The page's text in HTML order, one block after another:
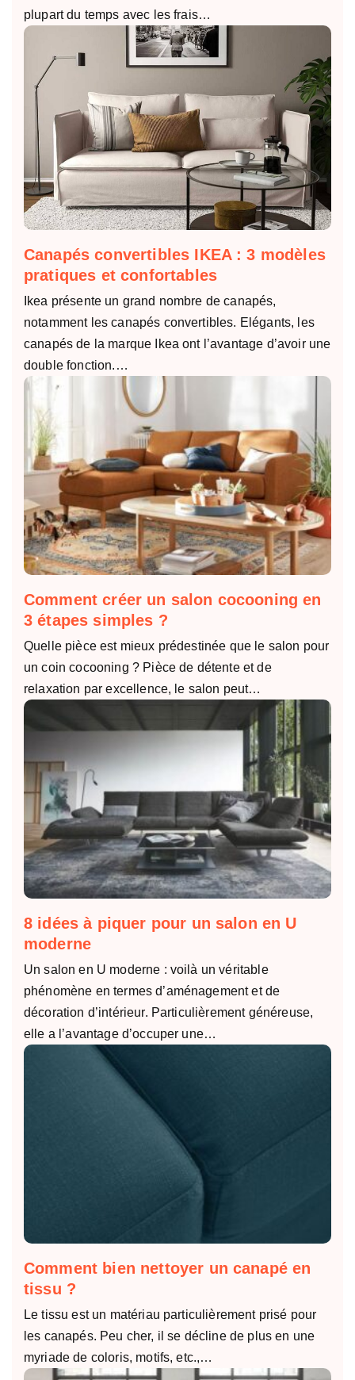
plupart du temps avec les frais…
Canapés convertibles IKEA : 3 modèles
pratiques et confortables
Ikea présente un grand nombre de canapés,
notamment les canapés convertibles. Elégants, les
canapés de la marque Ikea ont l’avantage d’avoir une
double fonction.…
Comment créer un salon cocooning en
3 étapes simples ?
Quelle pièce est mieux prédestinée que le salon pour
un coin cocooning ? Pièce de détente et de
relaxation par excellence, le salon peut…
8 idées à piquer pour un salon en U
moderne
Un salon en U moderne : voilà un véritable
phénomène en termes d’aménagement et de
décoration d’intérieur. Particulièrement généreuse,
elle a l’avantage d’occuper une…
Comment bien nettoyer un canapé en
tissu ?
Le tissu est un matériau particulièrement prisé pour
les canapés. Peu cher, il se décline de plus en une
myriade de coloris, motifs, etc.,…